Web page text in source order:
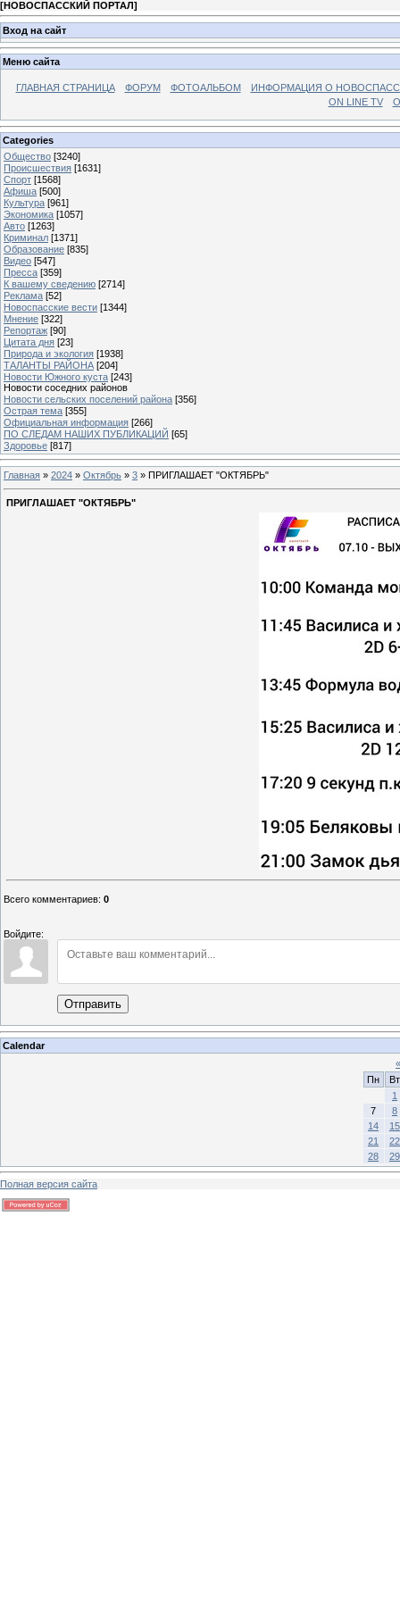
[НОВОСПАССКИЙ ПОРТАЛ]
Вход на сайт
Меню сайта
ГЛАВНАЯ СТРАНИЦА ФОРУМ ФОТОАЛЬБОМ
ИНФОРМАЦИЯ О
ON LINE TV
Categories
Общество [3240]
Происшествия [1631]
Спорт [1568]
Афиша [500]
Культура [961]
Экономика [1057]
Авто [1263]
Криминал [1371]
Образование [835]
Видео [547]
Пресса [359]
К вашему сведению [2714]
Реклама [52]
Новоспасские вести [1344]
Мнение [322]
Репортаж [90]
Цитата дня [23]
Природа и экология [1938]
ТАЛАНТЫ РАЙОНА [204]
Новости Южного куста [243]
Новости соседних районов
Новости сельских поселений района [356]
Острая тема [355]
Официальная информация [266]
ПО СЛЕДАМ НАШИХ ПУБЛИКАЦИЙ [65]
Здоровье [817]
Главная » 2024 » Октябрь » 3 » ПРИГЛАШАЕТ "ОКТЯБРЬ"
ПРИГЛАШАЕТ "ОКТЯБРЬ"
Всего комментариев: 0
Войдите:
Отправить
Calendar
«
Пн
Вт
1
7
8
14
15
21
22
28
29
Полная версия сайта